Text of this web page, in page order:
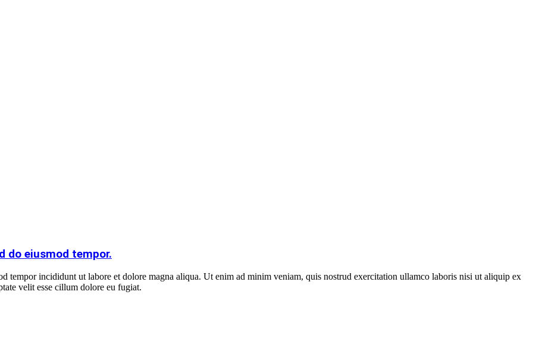
do eiusmod tempor.
tempor incididunt ut labore et dolore magna aliqua. Ut enim ad minim veniam, quis nostrud exercitation ullamco laboris nisi ut aliquip ex
velit esse cillum dolore eu fugiat.